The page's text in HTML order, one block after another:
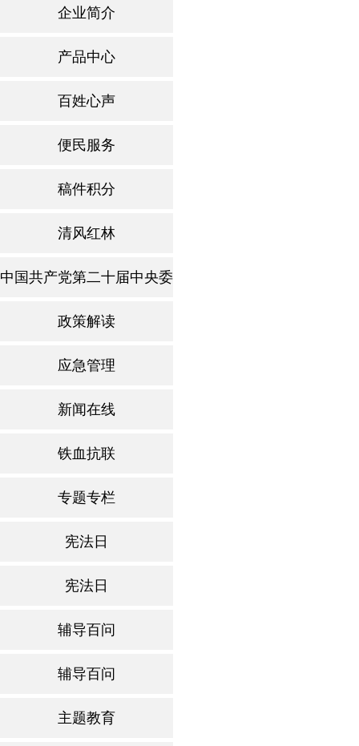
企业简介
产品中心
百姓心声
便民服务
稿件积分
清风红林
中国共产党第二十届中央委员第四次全体会议
政策解读
应急管理
新闻在线
铁血抗联
专题专栏
宪法日
宪法日
辅导百问
辅导百问
主题教育